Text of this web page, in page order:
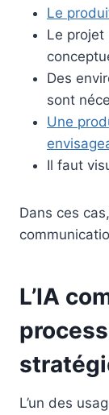
Le
Le projet
Des
sont
Une
Il faut
Dans ces
L’IA
L’un des